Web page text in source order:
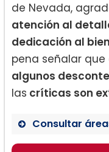
de Nevada,
atención al
dedicación al
pena señalar
algunos
las críticas son
Consultar